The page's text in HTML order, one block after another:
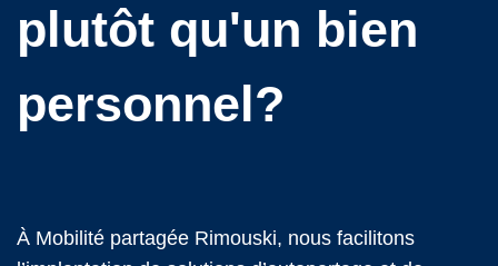
plutôt qu'un bien
personnel?
À Mobilité partagée Rimouski, nous facilitons